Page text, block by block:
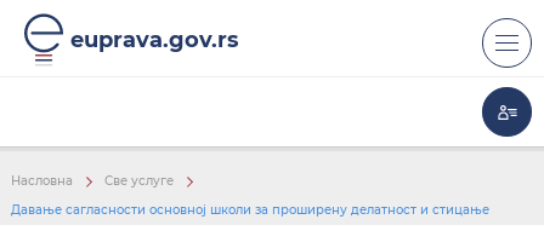
euprava.gov.rs
Насловна
Све услуге
Давање сагласности основној школи за проширену делатност и стицање